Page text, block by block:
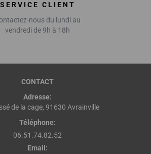
SERVICE CLIENT
nous du lundi au
vendredi de 9h à 18h
CONTACT
Adresse:
de la cage, 91630 Avrainville
Téléphone:
06.51.74.82.52
Email: